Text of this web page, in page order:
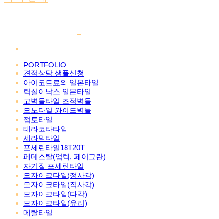
PORTFOLIO
견적상담 샘플신청
아이코트료와 일본타일
릭실이낙스 일본타일
고벽돌타일 조적벽돌
모노타일 와이드벽돌
점토타일
테라코타타일
세라믹타일
포세린타일18T20T
페데스탈(업텍, 페이그란)
자기질 포세린타일
모자이크타일(정사각)
모자이크타일(직사각)
모자이크타일(다각)
모자이크타일(유리)
메탈타일